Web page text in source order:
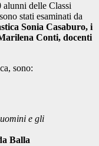
delle Classi
stati esaminati da
Sonia Casaburo, i
Conti, docenti
sono:
e gli
Balla